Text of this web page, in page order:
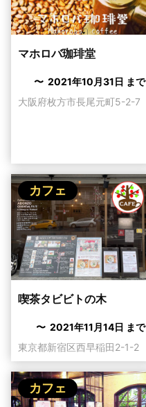
マホロバ珈琲堂
〜 2021年10月31日 まで
大阪府枚方市長尾元町5-2-7
カフェ
喫茶タビビトの木
〜 2021年11月14日 まで
東京都新宿区西早稲田2-1-2
カフェ